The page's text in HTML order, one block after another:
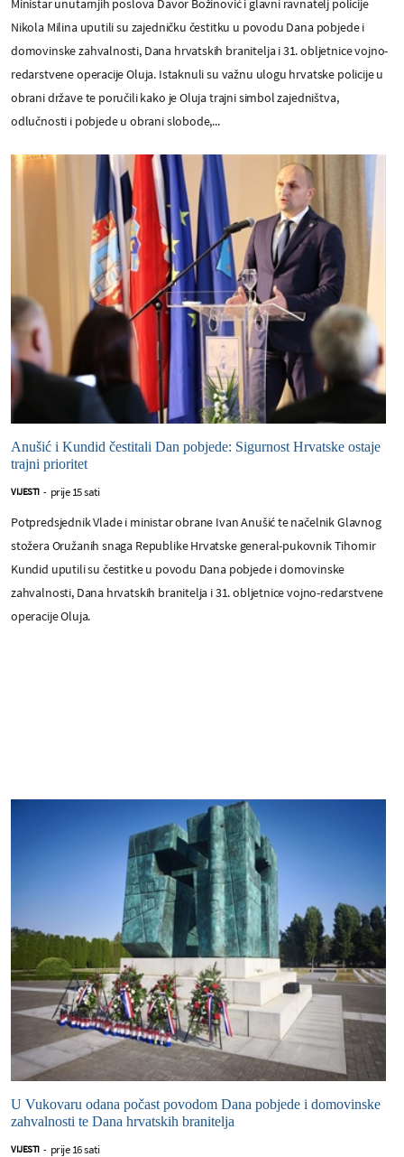
Ministar unutarnjih poslova Davor Božinović i glavni ravnatelj policije
Nikola Milina uputili su zajedničku čestitku u povodu Dana pobjede i
domovinske zahvalnosti, Dana hrvatskih branitelja i 31. obljetnice vojno-
redarstvene operacije Oluja. Istaknuli su važnu ulogu hrvatske policije u
obrani države te poručili kako je Oluja trajni simbol zajedništva,
odlučnosti i pobjede u obrani slobode,...
Anušić i Kundid čestitali Dan pobjede: Sigurnost Hrvatske ostaje
trajni prioritet
VIJESTI - prije 15 sati
Potpredsjednik Vlade i ministar obrane Ivan Anušić te načelnik Glavnog
stožera Oružanih snaga Republike Hrvatske general-pukovnik Tihomir
Kundid uputili su čestitke u povodu Dana pobjede i domovinske
zahvalnosti, Dana hrvatskih branitelja i 31. obljetnice vojno-redarstvene
operacije Oluja.
U Vukovaru odana počast povodom Dana pobjede i domovinske
zahvalnosti te Dana hrvatskih branitelja
VIJESTI - prije 16 sati